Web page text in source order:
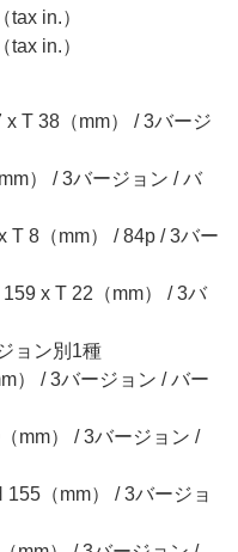
tax in.）
tax in.）
T 38（mm） / 3バージ
） / 3バージョン / バ
T 8（mm） / 84p / 3バー
x T 22（mm） / 3バ
ョン別1種
） / 3バージョン / バー
mm） / 3バージョン /
（mm） / 3バージョ